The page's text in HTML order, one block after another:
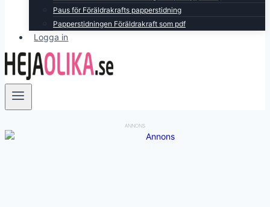
Paus för Föräldrakrafts papperstidning
Papperstidningen Föräldrakraft som pdf
Logga in
ANNONS